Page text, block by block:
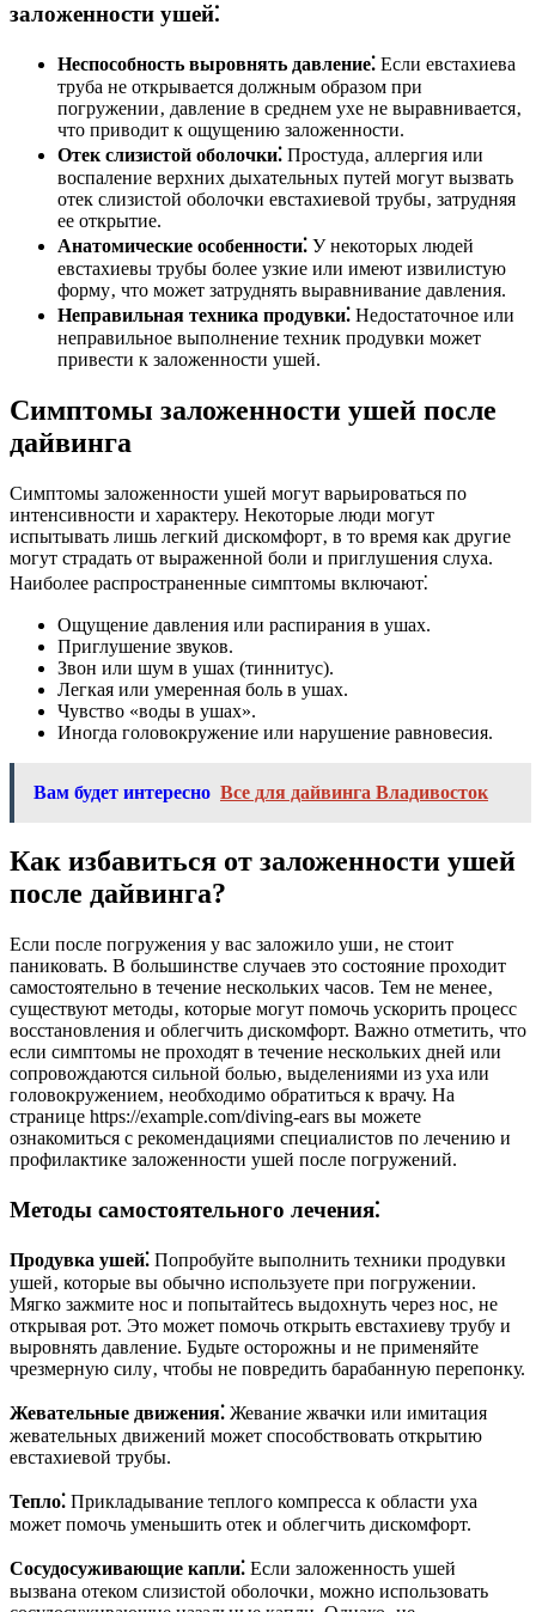
заложенности ушей⁚
Неспособность выровнять давление⁚ Если евстахиева
труба не открывается должным образом при
погружении‚ давление в среднем ухе не выравнивается‚
что приводит к ощущению заложенности.
Отек слизистой оболочки⁚ Простуда‚ аллергия или
воспаление верхних дыхательных путей могут вызвать
отек слизистой оболочки евстахиевой трубы‚ затрудняя
ее открытие.
Анатомические особенности⁚ У некоторых людей
евстахиевы трубы более узкие или имеют извилистую
форму‚ что может затруднять выравнивание давления.
Неправильная техника продувки⁚ Недостаточное или
неправильное выполнение техник продувки может
привести к заложенности ушей.
Симптомы заложенности ушей после
дайвинга
Симптомы заложенности ушей могут варьироваться по
интенсивности и характеру. Некоторые люди могут
испытывать лишь легкий дискомфорт‚ в то время как другие
могут страдать от выраженной боли и приглушения слуха.
Наиболее распространенные симптомы включают⁚
Ощущение давления или распирания в ушах.
Приглушение звуков.
Звон или шум в ушах (тиннитус).
Легкая или умеренная боль в ушах.
Чувство «воды в ушах».
Иногда головокружение или нарушение равновесия.
Вам будет интересно Все для дайвинга Владивосток
Как избавиться от заложенности ушей
после дайвинга?
Если после погружения у вас заложило уши‚ не стоит
паниковать. В большинстве случаев это состояние проходит
самостоятельно в течение нескольких часов. Тем не менее‚
существуют методы‚ которые могут помочь ускорить процесс
восстановления и облегчить дискомфорт. Важно отметить‚ что
если симптомы не проходят в течение нескольких дней или
сопровождаются сильной болью‚ выделениями из уха или
головокружением‚ необходимо обратиться к врачу. На
странице https://example.com/diving-ears вы можете
ознакомиться с рекомендациями специалистов по лечению и
профилактике заложенности ушей после погружений.
Методы самостоятельного лечения⁚
Продувка ушей⁚ Попробуйте выполнить техники продувки
ушей‚ которые вы обычно используете при погружении.
Мягко зажмите нос и попытайтесь выдохнуть через нос‚ не
открывая рот. Это может помочь открыть евстахиеву трубу и
выровнять давление. Будьте осторожны и не применяйте
чрезмерную силу‚ чтобы не повредить барабанную перепонку.
Жевательные движения⁚ Жевание жвачки или имитация
жевательных движений может способствовать открытию
евстахиевой трубы.
Тепло⁚ Прикладывание теплого компресса к области уха
может помочь уменьшить отек и облегчить дискомфорт.
Сосудосуживающие капли⁚ Если заложенность ушей
вызвана отеком слизистой оболочки‚ можно использовать